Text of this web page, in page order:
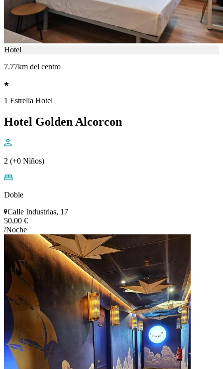
Hotel
7.77km del centro
1 Estrella Hotel
Hotel Golden Alcorcon
2 (+0 Niños)
Doble
Calle Industrias, 17
50,00 €
/Noche